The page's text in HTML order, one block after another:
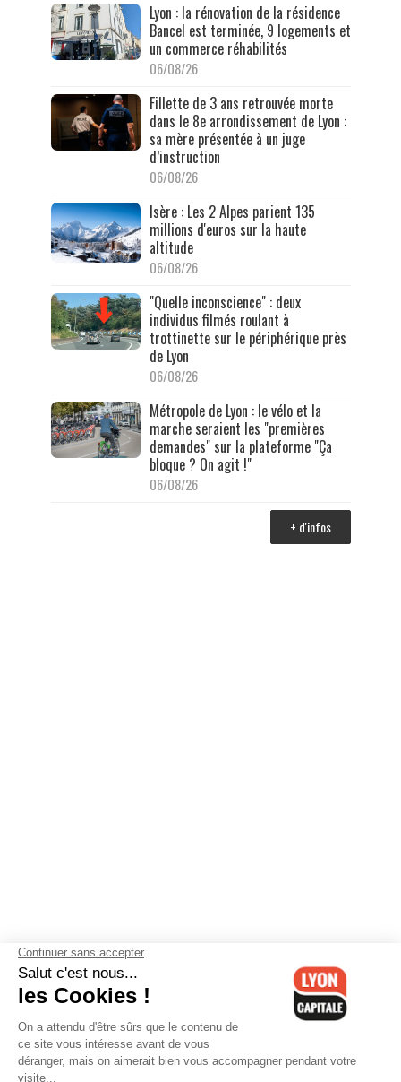
Lyon : la rénovation de la résidence
Bancel est terminée, 9 logements et
un commerce réhabilités
06/08/26
Fillette de 3 ans retrouvée morte
dans le 8e arrondissement de Lyon :
sa mère présentée à un juge
d’instruction
06/08/26
Isère : Les 2 Alpes parient 135
millions d'euros sur la haute
altitude
06/08/26
"Quelle inconscience" : deux
individus filmés roulant à
trottinette sur le périphérique près
de Lyon
06/08/26
Métropole de Lyon : le vélo et la
marche seraient les "premières
demandes" sur la plateforme "Ça
bloque ? On agit !"
06/08/26
+ d'infos